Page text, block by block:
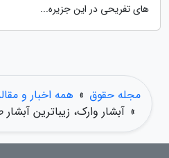
های تفریحی در این جزیره...
مجله حقوق » همه اخبار و
» آبشار وارک، زیباترین